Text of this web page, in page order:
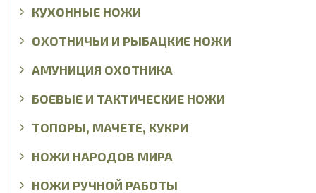
КУХОННЫЕ НОЖИ
ОХОТНИЧЬИ И РЫБАЦКИЕ НОЖИ
АМУНИЦИЯ ОХОТНИКА
БОЕВЫЕ И ТАКТИЧЕСКИЕ НОЖИ
ТОПОРЫ, МАЧЕТЕ, КУКРИ
НОЖИ НАРОДОВ МИРА
НОЖИ РУЧНОЙ РАБОТЫ